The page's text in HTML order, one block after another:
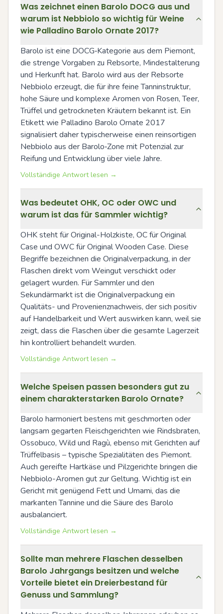
Was zeichnet einen Barolo DOCG aus und
warum ist Nebbiolo so wichtig für Weine
wie Palladino Barolo Ornate 2017?
Barolo ist eine DOCG‑Kategorie aus dem Piemont,
die strenge Vorgaben zu Rebsorte, Mindestalterung
und Herkunft hat. Barolo wird aus der Rebsorte
Nebbiolo erzeugt, die für ihre feine Tanninstruktur,
hohe Säure und komplexe Aromen von Rosen, Teer,
Trüffel und getrockneten Kräutern bekannt ist. Ein
Etikett wie Palladino Barolo Ornate 2017
signalisiert daher typischerweise einen reinsortigen
Nebbiolo aus der Barolo‑Zone mit Potenzial zur
Reifung und Entwicklung über viele Jahre.
Vollständige Antwort lesen →
Was bedeutet OHK, OC oder OWC und
warum ist das für Sammler wichtig?
OHK steht für Original-Holzkiste, OC für Original
Case und OWC für Original Wooden Case. Diese
Begriffe bezeichnen die Originalverpackung, in der
Flaschen direkt vom Weingut verschickt oder
gelagert wurden. Für Sammler und den
Sekundärmarkt ist die Originalverpackung ein
Qualitäts- und Provenienznachweis, der sich positiv
auf Handelbarkeit und Wert auswirken kann, weil sie
zeigt, dass die Flaschen über die gesamte Lagerzeit
hin kontrolliert behandelt wurden.
Vollständige Antwort lesen →
Welche Speisen passen besonders gut zu
einem charakterstarken Barolo Ornate?
Barolo harmoniert bestens mit geschmorten oder
langsam gegarten Fleischgerichten wie Rindsbraten,
Ossobuco, Wild und Ragù, ebenso mit Gerichten auf
Trüffelbasis – typische Spezialitäten des Piemont.
Auch gereifte Hartkäse und Pilzgerichte bringen die
Nebbiolo-Aromen gut zur Geltung. Wichtig ist ein
Gericht mit genügend Fett und Umami, das die
markanten Tannine und die Säure des Barolo
ausbalanciert.
Vollständige Antwort lesen →
Sollte man mehrere Flaschen desselben
Barolo Jahrgangs besitzen und welche
Vorteile bietet ein Dreierbestand für
Genuss und Sammlung?